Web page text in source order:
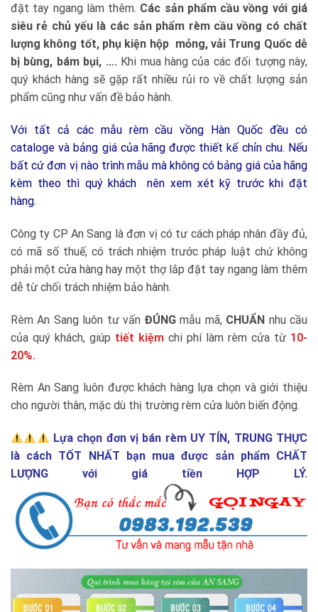
đặt tay ngang làm thêm. Các sản phẩm cầu vồng với giá
siêu rẻ chủ yếu là các sản phẩm rèm cầu vồng có chất
lượng không tốt, phụ kiện hộp mỏng, vải Trung Quốc dễ
bị bùng, bám bụi, …. Khi mua hàng của các đối tượng này,
quý khách hàng sẽ gặp rất nhiều rủi ro về chất lượng sản
phẩm cũng như vấn đề bảo hành.
Với tất cả các mẫu rèm cầu vồng Hàn Quốc đều có
cataloge và bảng giá của hãng được thiết kế chỉn chu. Nếu
bất cứ đơn vị nào trình mẫu mà không có bảng giá của hãng
kèm theo thì quý khách nên xem xét kỹ trước khi đặt
hàng.
Công ty CP An Sang là đơn vị có tư cách pháp nhân đầy đủ,
có mã số thuế, có trách nhiệm trước pháp luật chứ không
phải một cửa hàng hay một thợ lắp đặt tay ngang làm thêm
dễ từ chối trách nhiệm bảo hành.
Rèm An Sang luôn tư vấn ĐÚNGmẫu mã, CHUẨN nhu cầu
của quý khách, giúp tiết kiệm chi phí làm rèm cửa từ 10-
20%.
Rèm An Sang luôn được khách hàng lựa chọn và giới thiệu
cho người thân, mặc dù thị trường rèm cửa luôn biến động.
Lựa chọn đơn vị bán rèm UY TÍN, TRUNG THỰC
là cách TỐT NHẤT bạn mua được sản phẩm CHẤT
LƯỢNG với giá tiền HỢP LÝ.